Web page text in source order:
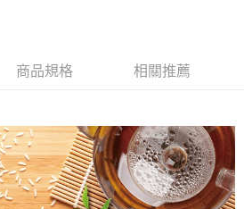
使用他人資訊註冊。若發現惡意使用之情形，
停止該用戶之使用額度並採取法律行動。
以上)免運費
以上)免運費
商品規格 相關推薦